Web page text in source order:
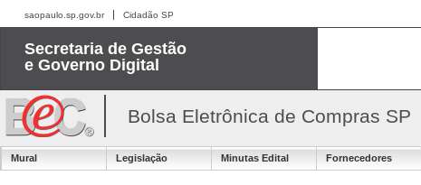
saopaulo.sp.gov.br Cidadão SP
Secretaria de Gestão
e Governo Digital
Bolsa Eletrônica de Compras SP
Mural Legislação Minutas Edital Fornecedores